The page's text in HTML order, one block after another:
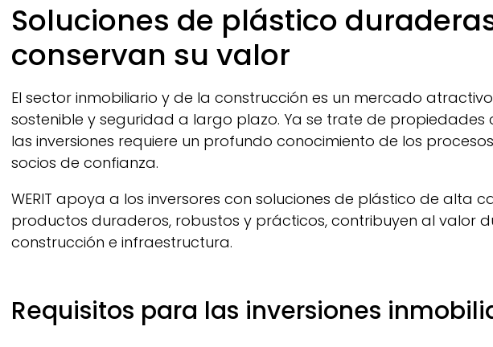
Breadcrumb
Soluciones de plástico
conservan su valor
El sector inmobiliario y de la construcción es un mercado
sostenible y seguridad a largo plazo. Ya se trate de
las inversiones requiere un profundo conocimiento de los
socios de confianza.
WERIT apoya a los inversores con soluciones de plástico de alta
productos duraderos, robustos y prácticos, contribuyen al valor
construcción e infraestructura.
Requisitos para las inversiones